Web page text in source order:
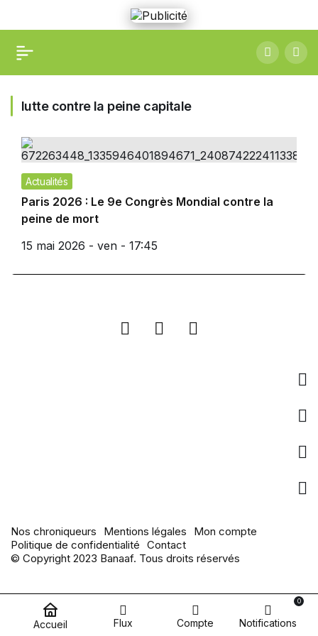
lutte contre la peine capitale
Actualités
Paris 2026 : Le 9e Congrès Mondial contre la
peine de mort
15 mai 2026 - ven - 17:45
Nos chroniqueurs Mentions légales
Mon compte
Politique de confidentialité Contact
© Copyright 2023 Banaaf. Tous droits réservés
Accueil Flux Compte Notifications
0